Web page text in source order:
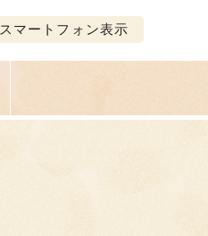
スマートフォン表示